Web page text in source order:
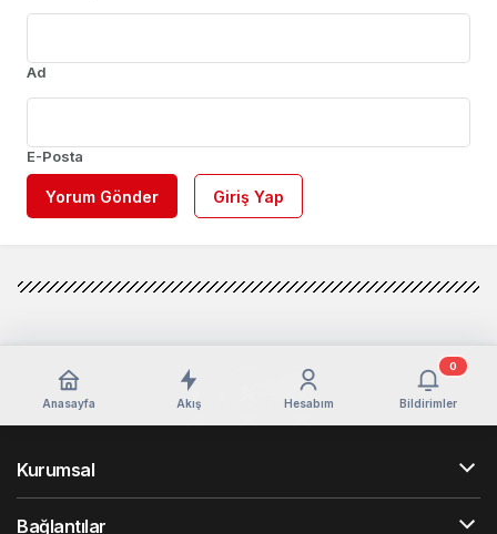
Ad
E-Posta
Yorum Gönder Giriş Yap
Anasayfa Akış Hesabım Bildirimler
0
Kurumsal
Bağlantılar